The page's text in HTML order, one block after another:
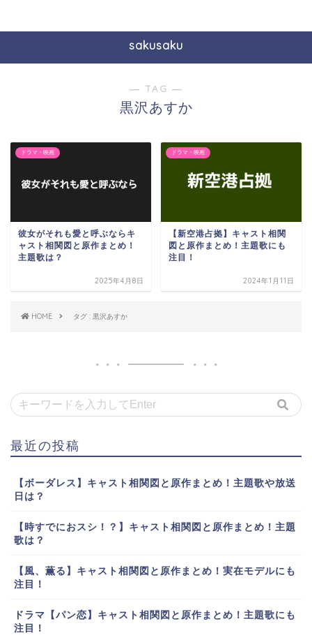
sakusaku
― TAG ―
黒沢あすか
ドラマ・映画
彼女がそれも愛と呼ぶならキ
ャスト相関図と原作まとめ！
主題歌は？
2025年4月8日
ドラマ・映画
【新空港占拠】キャスト相関
図と原作まとめ！主題歌にも
注目！
2024年1月11日
HOME タグ : 黒沢あすか
最近の投稿
【ボーダレス】キャスト相関図と原作まとめ！主題歌や放送
日は？
【時すでにおスシ！？】キャスト相関図と原作まとめ！主題
歌は？
【風、薫る】キャスト相関図と原作まとめ！実在モデルにも
注目！
ドラマ【パン恋】キャスト相関図と原作まとめ！主題歌にも
注目！